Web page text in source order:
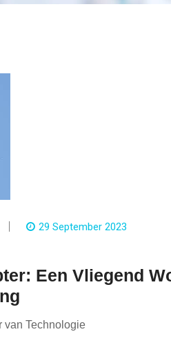
29 September 2023
Een Vliegend
van Technologie